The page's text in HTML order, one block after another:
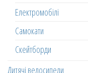
Електромобілі
Самокати
Скейтборди
Дитячі велосипеди